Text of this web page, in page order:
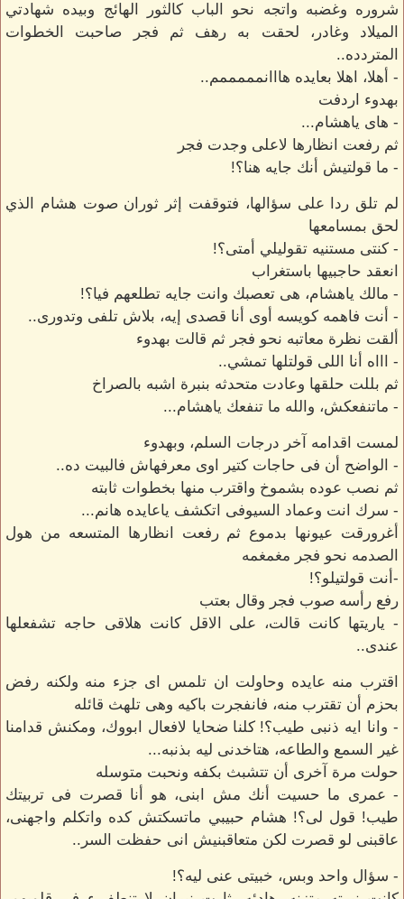
شروره وغضبه واتجه نحو الباب كالثور الهائج وبيده شهادتي
الميلاد وغادر، لحقت به رهف ثم فجر صاحبت الخطوات
المتردده..
- أهلا، اهلا بعايده هااانمممممم..
بهدوء اردفت
- هاى ياهشام...
ثم رفعت انظارها لاعلى وجدت فجر
- ما قولتيش أنك جايه هنا؟!
لم تلق ردا على سؤالها، فتوقفت إثر ثوران صوت هشام الذي
لحق بمسامعها
- كنتى مستنيه تقوليلي أمتى؟!
انعقد حاجبيها باستغراب
- مالك ياهشام، هى تعصبك وانت جايه تطلعهم فيا؟!
- أنت فاهمه كويسه أوى أنا قصدى إيه، بلاش تلفى وتدورى..
ألقت نظرة معاتبه نحو فجر ثم قالت بهدوء
- اااه أنا اللى قولتلها تمشي..
ثم بللت حلقها وعادت متحدثه بنبرة اشبه بالصراخ
- ماتنفعكش، والله ما تنفعك ياهشام...
لمست اقدامه آخر درجات السلم، وبهدوء
- الواضح أن فى حاجات كتير اوى معرفهاش فالبيت ده..
ثم نصب عوده بشموخ واقترب منها بخطوات ثابته
- سرك انت وعماد السيوفى اتكشف ياعايده هانم...
أغرورقت عيونها بدموع ثم رفعت انظارها المتسعه من هول
الصدمه نحو فجر مغمغمه
-أنت قولتيلو؟!
رفع رأسه صوب فجر وقال بعتب
- ياريتها كانت قالت، على الاقل كانت هلاقى حاجه تشفعلها
عندى..
اقترب منه عايده وحاولت ان تلمس اى جزء منه ولكنه رفض
بحزم أن تقترب منه، فانفجرت باكيه وهى تلهث قائله
- وانا ايه ذنبى طيب؟! كلنا ضحايا لافعال ابووك، ومكنش قدامنا
غير السمع والطاعه، هتاخدنى ليه بذنبه...
حولت مرة آخرى أن تتشبث بكفه ونحبت متوسله
- عمرى ما حسيت أنك مش ابنى، هو أنا قصرت فى تربيتك
طيب! قول لى؟! هشام حبيبي ماتسكتش كده واتكلم واجهنى،
عاقبنى لو قصرت لكن متعاقبنيش انى حفظت السر..
- سؤال واحد وبس، خبيتى عنى ليه؟!